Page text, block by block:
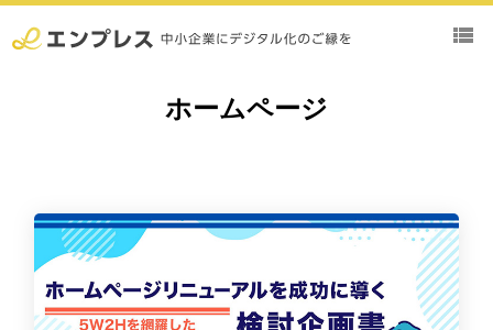
view_list
ホームページ